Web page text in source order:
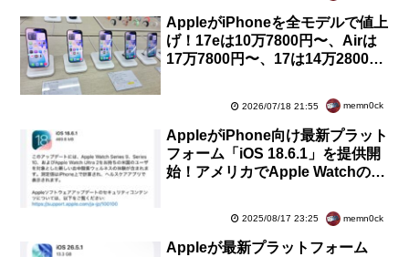
AppleがiPhoneを全モデルで値上
げ！17eは10万7800円〜、Airは
17万7800円〜、17は14万2800
2026/07/18 21:55 memn0ck
AppleがiPhone向け最新プラット
フォーム「iOS 18.6.1」を提供開
始！アメリカでApple Watchの新
2025/08/17 23:25 memn0ck
Appleが最新プラットフォーム